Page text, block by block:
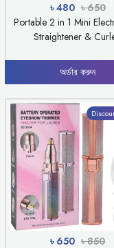
৳ 480 ৳ 650
Portable 2 in 1 Mini
Straightener &
অর্ডার করুন
৳ 650 ৳ 850